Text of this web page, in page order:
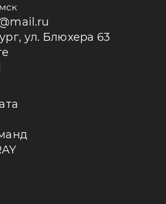
ул. Блюхера 63